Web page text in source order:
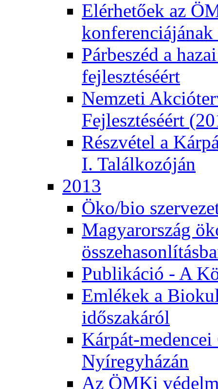
Elérhetőek az
konferenciájának
Párbeszéd a
fejlesztéséért
Nemzeti
Fejlesztéséért
Részvétel a
I. Találkozóján
2013
Öko/bio
Magyarország
Publikáció - A
Emlékek a
időszakáról
Kárpát-
Nyíregyházán
Az ÖMKi